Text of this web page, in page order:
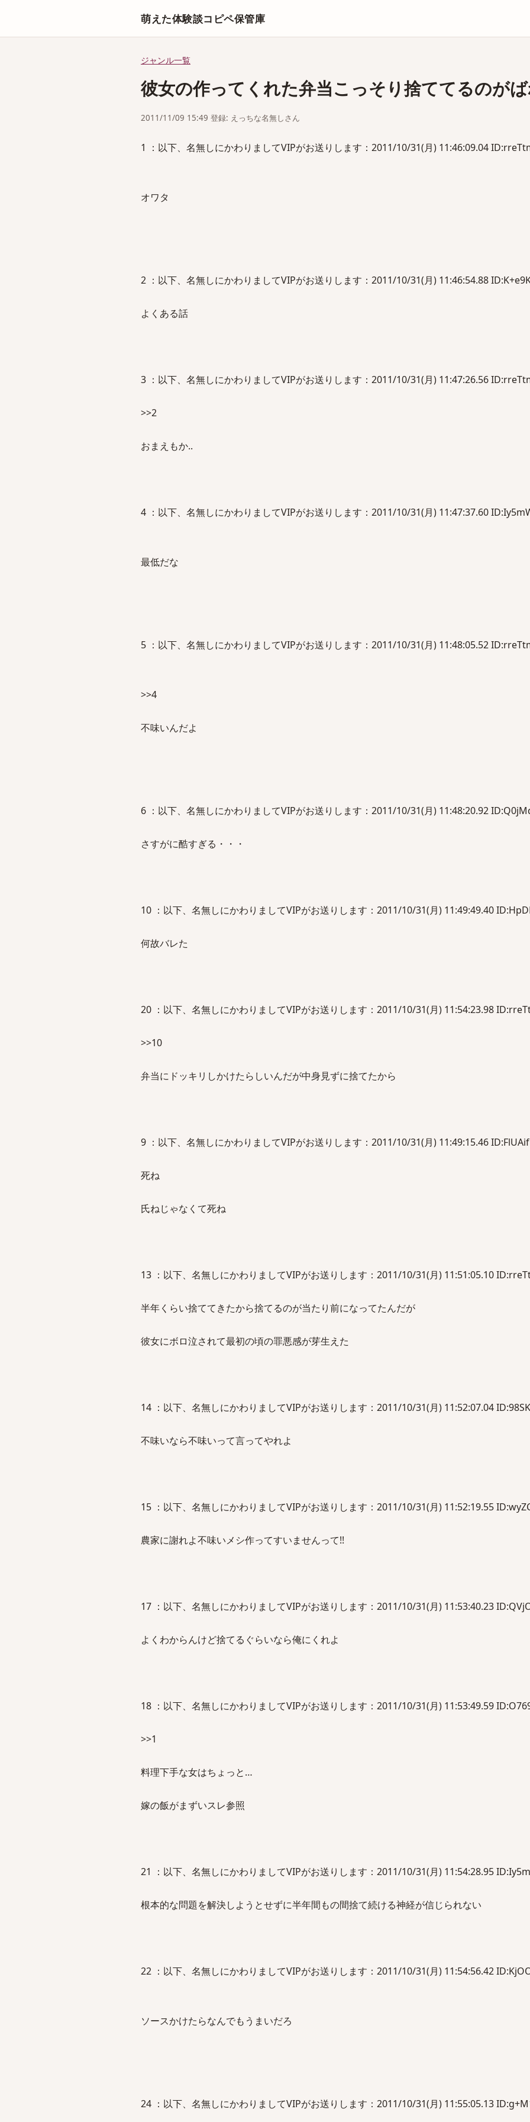
萌えた体験談コピペ保管庫
ジャンル一覧
彼女の作ってくれた弁当こっそり捨ててるのが
2011/11/09 15:49 登録: えっちな名無しさん
1 ：以下、名無しにかわりましてVIPがお送りします：2011/10/31(月) 11:46:09.04
オワタ
2 ：以下、名無しにかわりましてVIPがお送りします：2011/10/31(月) 11:46:54.88
よくある話
3 ：以下、名無しにかわりましてVIPがお送りします：2011/10/31(月) 11:47:26.56
>>2
おまえもか..
4 ：以下、名無しにかわりましてVIPがお送りします：2011/10/31(月) 11:47:37.60
最低だな
5 ：以下、名無しにかわりましてVIPがお送りします：2011/10/31(月) 11:48:05.52
>>4
不味いんだよ
6 ：以下、名無しにかわりましてVIPがお送りします：2011/10/31(月) 11:48:20.92
さすがに酷すぎる・・・
10 ：以下、名無しにかわりましてVIPがお送りします：2011/10/31(月) 11:49:49.40
何故バレた
20 ：以下、名無しにかわりましてVIPがお送りします：2011/10/31(月) 11:54:23.98
>>10
弁当にドッキリしかけたらしいんだが中身見ずに捨てたから
9 ：以下、名無しにかわりましてVIPがお送りします：2011/10/31(月) 11:49:15.46
死ね
氏ねじゃなくて死ね
13 ：以下、名無しにかわりましてVIPがお送りします：2011/10/31(月) 11:51:05.10
半年くらい捨ててきたから捨てるのが当たり前になってたんだが
彼女にボロ泣されて最初の頃の罪悪感が芽生えた
14 ：以下、名無しにかわりましてVIPがお送りします：2011/10/31(月) 11:52:07.04
不味いなら不味いって言ってやれよ
15 ：以下、名無しにかわりましてVIPがお送りします：2011/10/31(月) 11:52:19.55
農家に謝れよ不味いメシ作ってすいませんって!!
17 ：以下、名無しにかわりましてVIPがお送りします：2011/10/31(月) 11:53:40.23
よくわからんけど捨てるぐらいなら俺にくれよ
18 ：以下、名無しにかわりましてVIPがお送りします：2011/10/31(月) 11:53:49.59
>>1
料理下手な女はちょっと…
嫁の飯がまずいスレ参照
21 ：以下、名無しにかわりましてVIPがお送りします：2011/10/31(月) 11:54:28.95
根本的な問題を解決しようとせずに半年間もの間捨て続ける神経が信じられない
22 ：以下、名無しにかわりましてVIPがお送りします：2011/10/31(月) 11:54:56.42
ソースかけたらなんでもうまいだろ
24 ：以下、名無しにかわりましてVIPがお送りします：2011/10/31(月) 11:55:05.13